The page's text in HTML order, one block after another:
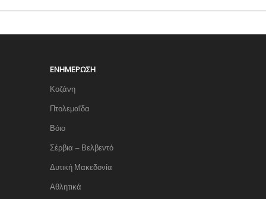
ΕΝΗΜΈΡΩΣΗ
Κοζάνη
Πτολεμαΐδα
Βόιο
Σέρβια – Βελβεντό
Δυτική Μακεδονία
Αθλητικά